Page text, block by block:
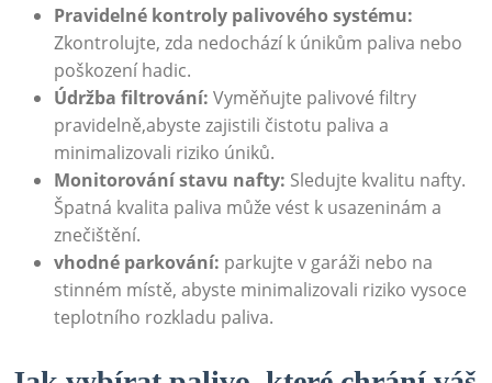
Pravidelné kontroly palivového systému:
Zkontrolujte, zda nedochází k únikům paliva nebo
poškození hadic.
Údržba filtrování: Vyměňujte palivové filtry
pravidelně,abyste zajistili čistotu paliva a
minimalizovali riziko úniků.
Monitorování stavu nafty: Sledujte kvalitu nafty.
Špatná kvalita paliva může vést k usazeninám a
znečištění.
vhodné parkování: parkujte v garáži nebo na
stinném místě, abyste minimalizovali riziko vysoce
teplotního rozkladu paliva.